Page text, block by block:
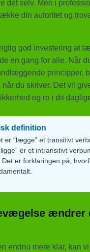
det selv. Men i
din autoritet og
god investering at
en gang for alle. Når
principper,
du skriver. Det vil
og ro i dit
definition
er “lægge” et transitivt
er et intransitivt
er forklaringen på,
ændrer
endnu mere klar, kan